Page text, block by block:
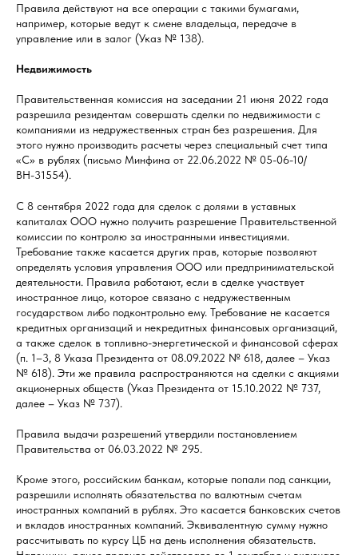
Правила действуют на все операции с такими бумагами,
например, которые ведут к смене владельца, передаче в
управление или в залог (Указ № 138).
Недвижимость
Правительственная комиссия на заседании 21 июня 2022 года
разрешила резидентам совершать сделки по недвижимости с
компаниями из недружественных стран без разрешения. Для
этого нужно производить расчеты через специальный счет типа
«С» в рублях (письмо Минфина от 22.06.2022 № 05-06-10/
ВН-31554).
С 8 сентября 2022 года для сделок с долями в уставных
капиталах ООО нужно получить разрешение Правительственной
комиссии по контролю за иностранными инвестициями.
Требование также касается других прав, которые позволяют
определять условия управления ООО или предпринимательской
деятельности. Правила работают, если в сделке участвует
иностранное лицо, которое связано с недружественным
государством либо подконтрольно ему. Требование не касается
кредитных организаций и некредитных финансовых организаций,
а также сделок в топливно-энергетической и финансовой сферах
(п. 1–3, 8 Указа Президента от 08.09.2022 № 618, далее – Указ
№ 618). Эти же правила распространяются на сделки с акциями
акционерных обществ (Указ Президента от 15.10.2022 № 737,
далее – Указ № 737).
Правила выдачи разрешений утвердили постановлением
Правительства от 06.03.2022 № 295.
Кроме этого, российским банкам, которые попали под санкции,
разрешили исполнять обязательства по валютным счетам
иностранных компаний в рублях. Это касается банковских счетов
и вкладов иностранных компаний. Эквивалентную сумму нужно
рассчитывать по курсу ЦБ на день исполнения обязательств.